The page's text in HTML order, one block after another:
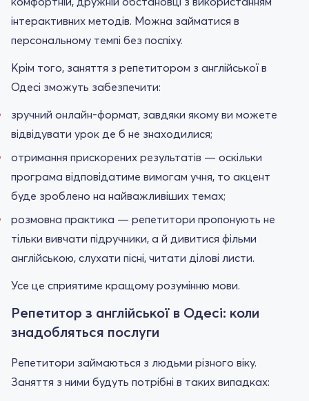
інтерактивних методів. Можна займатися в
персональному темпі без поспіху.
Крім того, заняття з репетитором з англійської в
Одесі зможуть забезпечити:
зручний онлайн-формат, завдяки якому ви можете
відвідувати урок де б не знаходилися;
отримання прискорених результатів — оскільки
програма відповідатиме вимогам учня, то акцент
буде зроблено на найважливіших темах;
розмовна практика — репетитори пропонують не
тільки вивчати підручники, а й дивитися фільми
англійською, слухати пісні, читати ділові листи.
Усе це сприятиме кращому розумінню мови.
Репетитор з англійської в Одесі: коли
знадобляться послуги
Репетитори займаються з людьми різного віку.
Заняття з ними будуть потрібні в таких випадках: